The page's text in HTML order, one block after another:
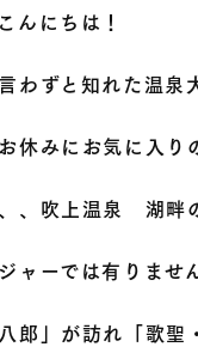
んにちは！
わずと知れた温泉
休みにお気に入
、吹上温泉 湖畔
ャーでは有りませ
八郎」が訪れ「歌